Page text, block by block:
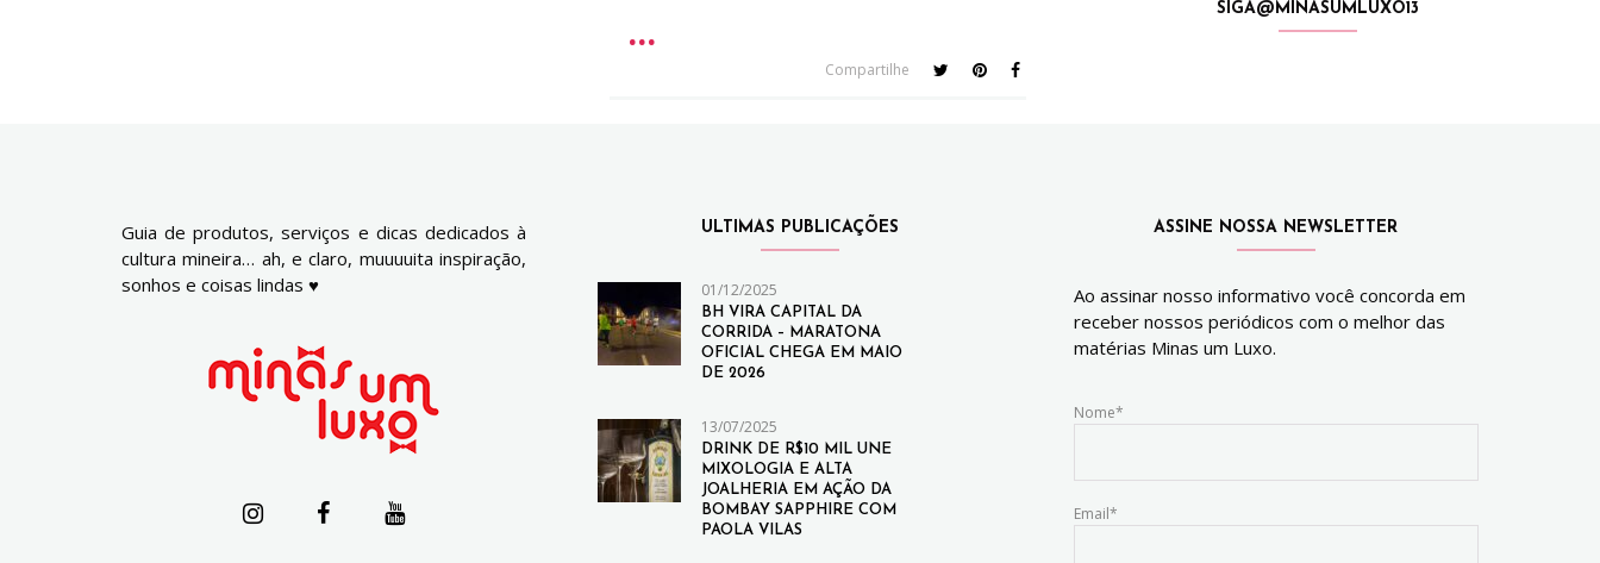
Compartilhe
SIGA@MINASUMLUXO13
Guia de produtos, serviços e dicas dedicados à
cultura mineira… ah, e claro, muuuuita inspiração,
sonhos e coisas lindas ♥
ULTIMAS PUBLICAÇÕES
01/12/2025
BH VIRA CAPITAL DA
CORRIDA – MARATONA
OFICIAL CHEGA EM MAIO
DE 2026
13/07/2025
DRINK DE R$10 MIL UNE
MIXOLOGIA E ALTA
JOALHERIA EM AÇÃO DA
BOMBAY SAPPHIRE COM
PAOLA VILAS
ASSINE NOSSA NEWSLETTER
Ao assinar nosso informativo você concorda em
receber nossos periódicos com o melhor das
matérias Minas um Luxo.
Nome*
Email*